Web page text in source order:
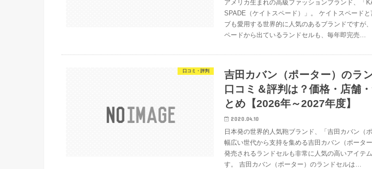
アメリカ生まれの高級ファッションブランド、「
SPADE（ケイトスペード）」。 ケイトスペード
ブも愛用する世界的に人気のあるブランドですが
ペードから出ているランドセルも、毎年即完売…
口コミ・評判
吉田カバン（ポーター）のラ
口コミ＆評判は？価格・店舗
とめ【2026年～2027年度】
2020.04.10
日本発の世界的人気鞄ブランド、「吉田カバン（ポ
幅広い世代から支持を集める吉田カバン（ポータ
発売されるランドセルも非常に人気の高いアイテ
す。 吉田カバン（ポーター）のランドセルは…